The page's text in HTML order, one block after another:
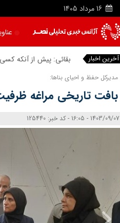
16 مرداد 1405
آخرین اخبار بقائی: پیش از آنکه کسی
مدیرکل حفظ و احیای بناها:
بافت تاریخی مراغه
1403/09/07 - 16:05 - کد خبر: 125440